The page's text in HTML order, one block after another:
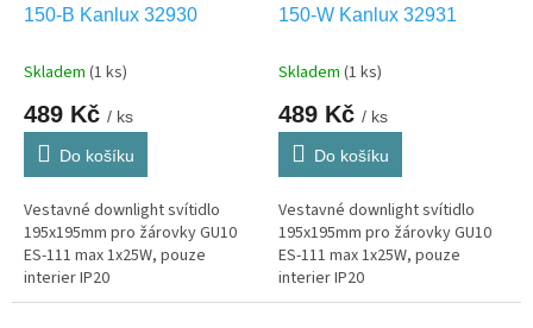
150-B Kanlux 32930
Skladem (1 ks)
489 Kč / ks
Do košíku
Vestavné downlight svítidlo
195x195mm pro žárovky GU10
ES-111 max 1x25W, pouze
interier IP20
150-W Kanlux 32931
Skladem (1 ks)
489 Kč / ks
Do košíku
Vestavné downlight svítidlo
195x195mm pro žárovky GU10
ES-111 max 1x25W, pouze
interier IP20